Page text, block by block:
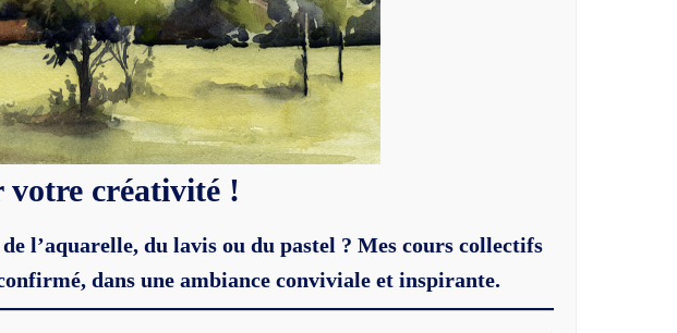
votre créativité !
l’aquarelle, du lavis ou du pastel ? Mes cours collectifs
dans une ambiance conviviale et inspirante.